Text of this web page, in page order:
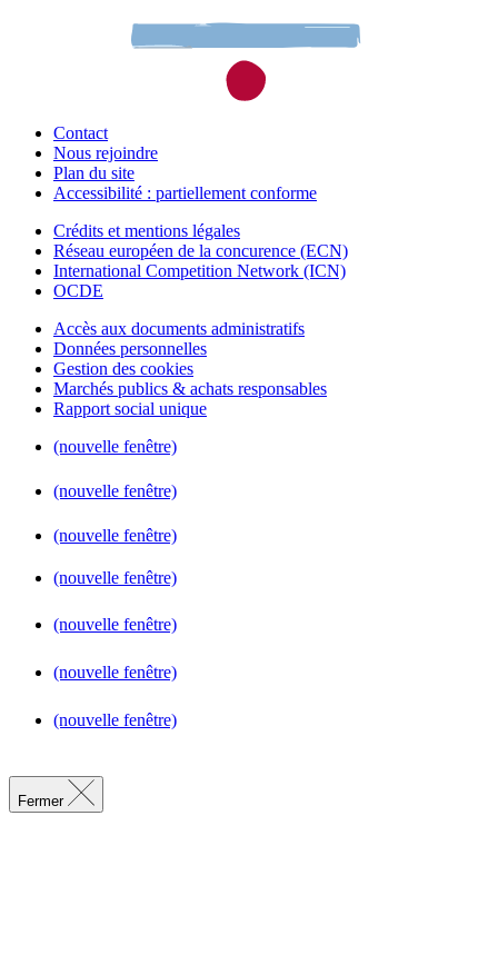
Contact
Nous rejoindre
Plan du site
Accessibilité : partiellement conforme
Crédits et mentions légales
Réseau européen de la concurence (ECN)
International Competition Network (ICN)
OCDE
Accès aux documents administratifs
Données personnelles
Gestion des cookies
Marchés publics & achats responsables
Rapport social unique
(nouvelle fenêtre)
(nouvelle fenêtre)
(nouvelle fenêtre)
(nouvelle fenêtre)
(nouvelle fenêtre)
(nouvelle fenêtre)
(nouvelle fenêtre)
Fermer